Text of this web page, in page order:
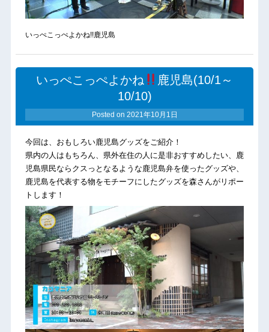
いっぺこっぺよかね!!鹿児島
いっぺこっぺよかね
鹿児島(10/1～
10/10)
Posted on 2021年10月1日
今回は、おもしろい鹿児島グッズをご紹介！
県内の人はもちろん、県外在住の人に是非おすすめしたい、鹿
児島県民ならクスっとなるような鹿児島弁を使ったグッズや、
鹿児島を代表する物をモチーフにしたグッズを森さんがリポー
トします！